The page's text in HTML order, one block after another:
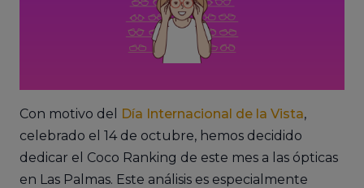
Con motivo del Día Internacional de la Vista,
celebrado el 14 de octubre, hemos decidido
dedicar el Coco Ranking de este mes a las ópticas
en Las Palmas. Este análisis es especialmente